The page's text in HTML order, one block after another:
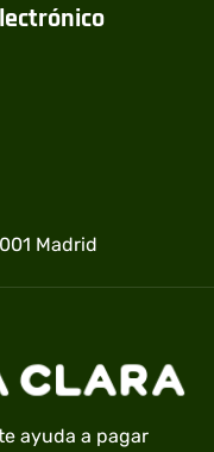
Madrid
ayuda a pagar